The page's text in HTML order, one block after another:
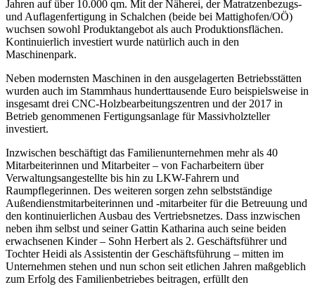
Jahren auf über 10.000 qm. Mit der Näherei, der Matratzenbezugs-
und Auflagenfertigung in Schalchen (beide bei Mattighofen/OÖ)
wuchsen sowohl Produktangebot als auch Produktionsflächen.
Kontinuierlich investiert wurde natürlich auch in den
Maschinenpark.
Neben modernsten Maschinen in den ausgelagerten Betriebsstätten
wurden auch im Stammhaus hunderttausende Euro beispielsweise in
insgesamt drei CNC-Holzbearbeitungszentren und der 2017 in
Betrieb genommenen Fertigungsanlage für Massivholzteller
investiert.
Inzwischen beschäftigt das Familienunternehmen mehr als 40
Mitarbeiterinnen und Mitarbeiter – von Facharbeitern über
Verwaltungsangestellte bis hin zu LKW-Fahrern und
Raumpflegerinnen. Des weiteren sorgen zehn selbstständige
Außendienstmitarbeiterinnen und -mitarbeiter für die Betreuung und
den kontinuierlichen Ausbau des Vertriebsnetzes. Dass inzwischen
neben ihm selbst und seiner Gattin Katharina auch seine beiden
erwachsenen Kinder – Sohn Herbert als 2. Geschäftsführer und
Tochter Heidi als Assistentin der Geschäftsführung – mitten im
Unternehmen stehen und nun schon seit etlichen Jahren maßgeblich
zum Erfolg des Familienbetriebes beitragen, erfüllt den